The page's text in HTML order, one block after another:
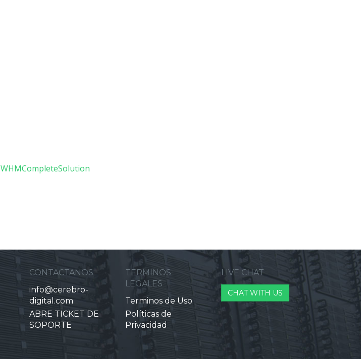
WHMCompleteSolution
CONTACTANOS
info@cerebro-
digital.com
ABRE TICKET DE
SOPORTE
TERMINOS
LEGALES
Terminos de Uso
Políticas de
Privacidad
LIVE CHAT
CHAT WITH US